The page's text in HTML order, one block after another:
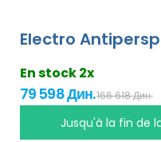
Electro
En stock 2x
79 598 Дин.166 618 Дин.
Jusqu'à la fin de